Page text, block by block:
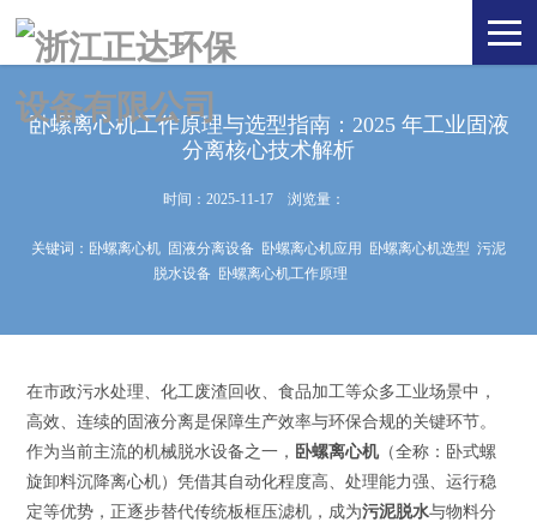
卧螺离心机工作原理与选型指南：2025 年工业固液
分离核心技术解析
时间：2025-11-17 浏览量：
关键词： 卧螺离心机 固液分离设备 卧螺离心机应用 卧螺离心机选型 污泥
脱水设备
卧螺离心机工作原理
在市政污水处理、化工废渣回收、食品加工等众多工业场景中，
高效、连续的固液分离是保障生产效率与环保合规的关键环节。
作为当前主流的机械脱水设备之一， 卧螺离心机（全称：卧式螺
旋卸料沉降离心机）凭借其自动化程度高、处理能力强、运行稳
定等优势，正逐步替代传统板框压滤机，成为污泥脱水与物料分